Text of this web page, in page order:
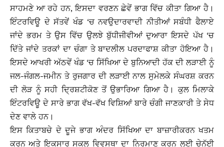
ਸਾਹਮਣੇ ਆ ਰਹੇ ਹਨ, ਇਸਦਾ ਵਰਣਨ ਛੇਵੇਂ ਭਾਗ ਵਿੱਚ ਕੀਤਾ ਗਿਆ ਹੈ।
ਇੰਟਰਵਿਊ ਦੇ ਸੱਤਵੇਂ ਖੰਡ ‘ਚ ਨਵਉਦਾਰਵਾਦੀ ਨੀਤੀਆਂ ਸਬੰਧੀ ਫੈਲਾਏ
ਜਾਂਦੇ ਭਰਮ ਤੇ ਉਸ ਵਿੱਚ ਉਲਝੇ ਬੁੱਧੀਜੀਵੀਆਂ ਦੁਆਰਾ ਇਸਦੇ ਪੱਖ ‘ਚ
ਦਿੱਤੇ ਜਾਂਦੇ ਤਰਕਾਂ ਦਾ ਚੰਗਾ ਤੇ ਬਾਦਲੀਲ ਪਰਦਾਫਾਸ਼ ਕੀਤਾ ਹੋਇਆ ਹੈ।
ਇਸਦੇ ਆਖਰੀ ਅੱਠਵੇਂ ਖੰਡ ‘ਚ ਸਿੱਖਿਆ ਦੇ ਬੁਨਿਆਦੀ ਹੱਕ ਦੀ ਲੜਾਈ ਨੂੰ
ਜਲ-ਜੰਗਲ-ਜਮੀਨ ਤੇ ਰੁਜਗਾਰ ਦੀ ਲੜਾਈ ਨਾਲ ਸੁਮੇਲਕੇ ਸੰਘਰਸ਼ ਕਰਨ
ਦੀ ਲੋੜ ਨੂੰ ਸਹੀ ਦ੍ਰਿਸ਼ਟੀਕੋਣ ਤੋਂ ਉਭਾਰਿਆ ਗਿਆ ਹੈ। ਕੁਲ ਮਿਲਾਕੇ
ਇੰਟਰਵਿਊ ਦੇ ਸਾਰੇ ਭਾਗ ਵੱਖ-ਵੱਖ ਵਿਸ਼ਿਆਂ ਬਾਰੇ ਚੰਗੀ ਜਾਣਕਾਰੀ ਤੇ ਸੇਧ
ਦੇਣ ਵਾਲੇ ਹਨ।
ਇਸ ਕਿਤਾਬਚੇ ਦੇ ਦੂਜੇ ਭਾਗ ਅੰਦਰ ਸਿੱਖਿਆ ਦਾ ਬਾਜ਼ਾਰੀਕਰਨ ਖਤਮ
ਕਰਨ ਅਤੇ ਇਕਸਾਰ ਸਕੂਲ ਵਿਵਸਥਾ ਦਾ ਨਿਰਮਾਣ ਕਰਨ ਲਈ ਚੇਨੱਈ